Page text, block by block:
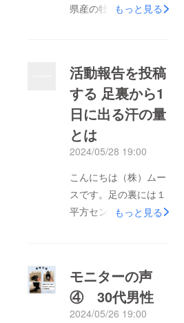
県産の牡蠣殻を配合し
が増え、消臭力がUP
します！驚きの消臭力
がありますので、是非
1度使ってみてくださ
い購入ページ
もっと見る
活動報告を投稿
する 足裏から1
日に出る汗の量
とは
2024/05/28 19:00
こんにちは（株）ムー
スです。足の裏には１
平方センチメートルあ
を出 しているそうで
す。皮膚の表面にある
細菌が汗の水分で活発
もっと見る
モニターの声
④ 30代男性
2024/05/26 19:00